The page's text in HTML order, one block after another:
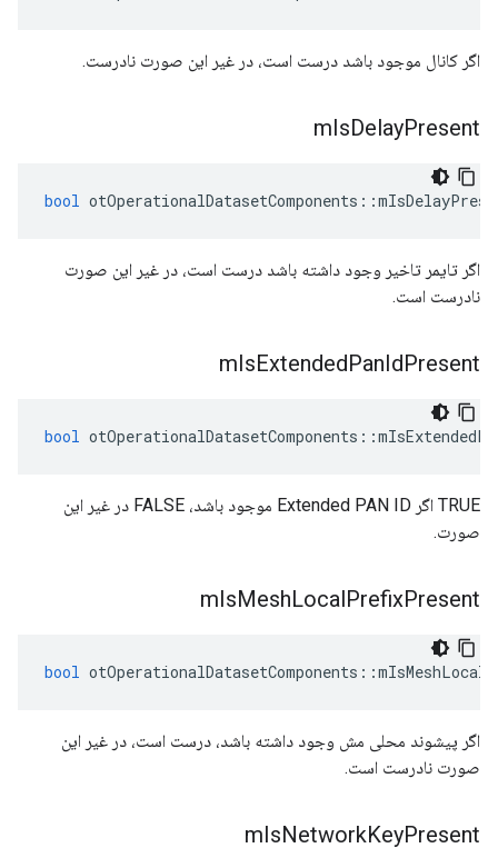
اگر کانال موجود باشد درست است، در غیر این صورت نادرست.
mIsDelayPresent
bool otOperationalDatasetComponents ::
اگر تایمر تاخیر وجود داشته باشد درست است، در غیر این صورت
نادرست است.
mIsExtendedPanIdPresent
bool otOperationalDatasetComponents ::
TRUE اگر Extended PAN ID موجود باشد، FALSE در غیر این
صورت.
mIsMeshLocalPrefixPresent
bool otOperationalDatasetComponents ::
اگر پیشوند محلی مش وجود داشته باشد، درست است، در غیر این
صورت نادرست است.
mIsNetworkKeyPresent